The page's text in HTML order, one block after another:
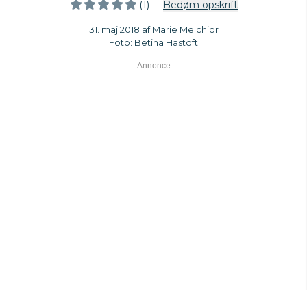
(1) Bedøm opskrift
31. maj 2018 af Marie Melchior
Foto: Betina Hastoft